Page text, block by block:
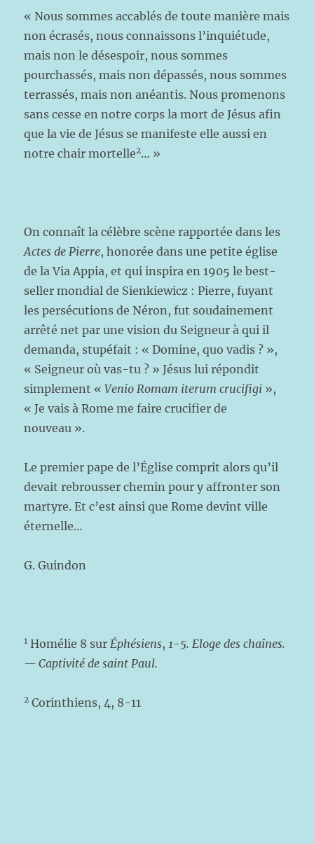
« Nous sommes accablés de toute manière mais
non écrasés, nous connaissons l’inquiétude,
mais non le désespoir, nous sommes
pourchassés, mais non dépassés, nous sommes
terrassés, mais non anéantis. Nous promenons
sans cesse en notre corps la mort de Jésus afin
que la vie de Jésus se manifeste elle aussi en
notre chair mortelle2… »
On connaît la célèbre scène rapportée dans les
Actes de Pierre, honorée dans une petite église
de la Via Appia, et qui inspira en 1905 le best-
seller mondial de Sienkiewicz : Pierre, fuyant
les persécutions de Néron, fut soudainement
arrêté net par une vision du Seigneur à qui il
demanda, stupéfait : « Domine, quo vadis ? »,
« Seigneur où vas-tu ? » Jésus lui répondit
simplement «Venio Romam iterum crucifigi »,
« Je vais à Rome me faire crucifier de
nouveau ».
Le premier pape de l’Église comprit alors qu’il
devait rebrousser chemin pour y affronter son
martyre. Et c’est ainsi que Rome devint ville
éternelle…
G. Guindon
1 Homélie 8 surÉphésiens, 1-5. Eloge des chaînes.
— Captivité de saint Paul.
2 Corinthiens, 4, 8-11